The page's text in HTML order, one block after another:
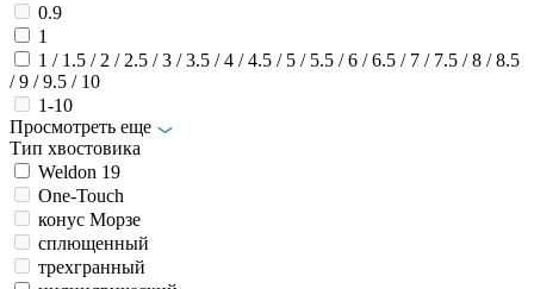
0.9
1
1 / 1.5 / 2 / 2.5 / 3 / 3.5 / 4 / 4.5 / 5 / 5.5 / 6 / 6.5 / 7 / 7.5 / 8 / 8.5
/ 9 / 9.5 / 10
1-10
Просмотреть еще
Тип хвостовика
Weldon 19
Оne-Touch
конус Морзе
сплющенный
трехгранный